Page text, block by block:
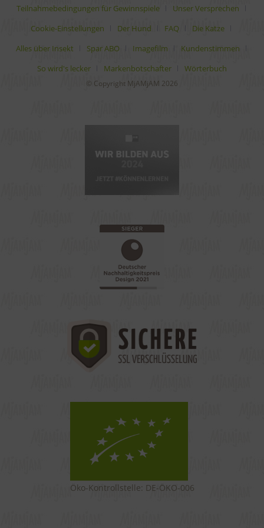
Teilnahmebedingungen für Gewinnspiele
Unser Versprechen
Cookie-Einstellungen
Der Hund FAQ
Die Katze
Alles über Insekt
Spar ABO Imagefilm
Kundenstimmen
So wird's lecker
Markenbotschafter Wörterbuch
© Copyright MjAMjAM 2026
Öko-Kontrollstelle: DE-ÖKO-006